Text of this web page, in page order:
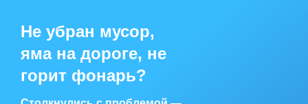
Не убран мусор,
яма на дороге, не
горит фонарь?